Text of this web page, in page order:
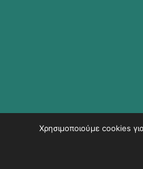
Χρησιμοποιούμε cookies